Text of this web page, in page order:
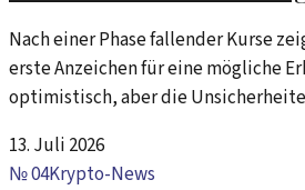
Nach einer Phase fallender Kurse
erste Anzeichen für eine mögliche
optimistisch, aber die
13. Juli 2026
№04Krypto-News